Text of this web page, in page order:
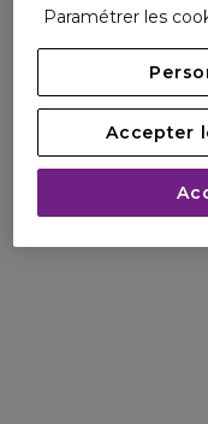
Paramétrer les
Accepter